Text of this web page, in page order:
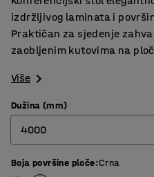
izdržljivog laminata i
Praktičan za sjedenje
zaobljenim kutovima na
Više
Dužina (mm)
4000
2400
Boja površine ploče:Crna